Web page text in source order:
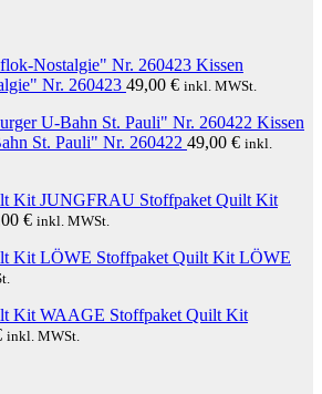
Kissen
Nr. 260423 49,00 € inkl. MWSt.
Kissen
St. Pauli" Nr. 260422 49,00 € inkl.
Stoffpaket Quilt Kit
€ inkl. MWSt.
Stoffpaket Quilt Kit LÖWE
Stoffpaket Quilt Kit
inkl. MWSt.